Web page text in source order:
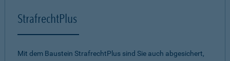
StrafrechtPlus
Mit dem Baustein StrafrechtPlus sind Sie auch abgesichert,